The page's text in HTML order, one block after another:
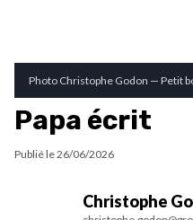
Photo Christophe Godon — Petit
Papa écrit
Publié le26/06/2026
Christophe